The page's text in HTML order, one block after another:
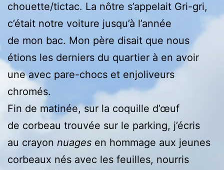
chouette/tictac. La nôtre s’appelait Gri-gri,
c’était notre voiture jusqu’à l’année
de mon bac. Mon père disait que nous
étions les derniers du quartier à en avoir
une avec pare-chocs et enjoliveurs
chromés.
Fin de matinée, sur la coquille d’œuf
de corbeau trouvée sur le parking, j’écris
au crayon nuages en hommage aux jeunes
corbeaux nés avec les feuilles, nourris